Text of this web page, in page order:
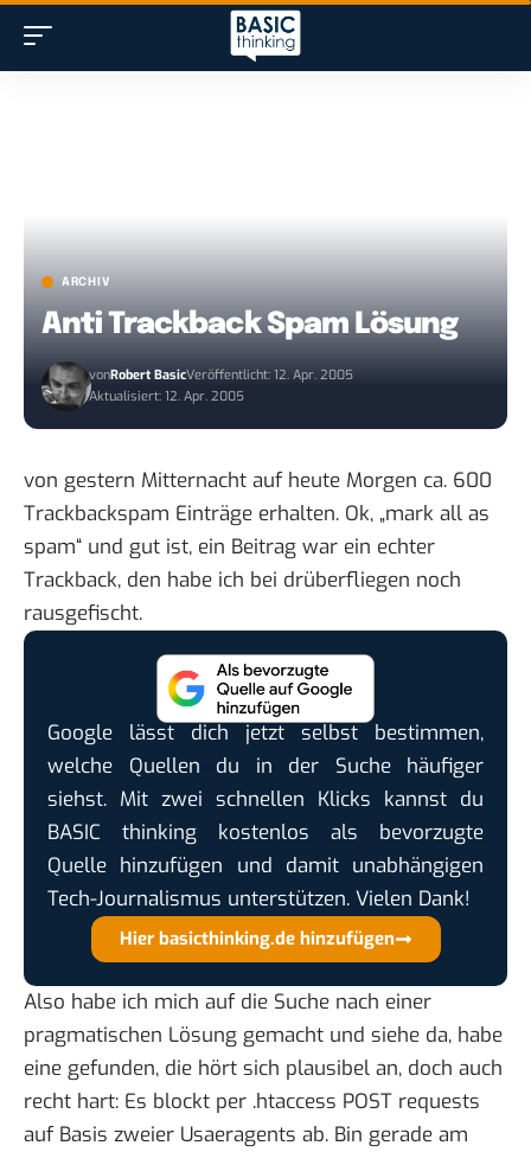
ARCHIV
Anti Trackback Spam Lösung
vonRobert BasicVeröffentlicht: 12. Apr. 2005
Aktualisiert: 12. Apr. 2005
von gestern Mitternacht auf heute Morgen ca. 600
Trackbackspam Einträge erhalten. Ok, „mark all as
spam“ und gut ist, ein Beitrag war ein echter
Trackback, den habe ich bei drüberfliegen noch
rausgefischt.
Google lässt dich jetzt selbst bestimmen,
welche Quellen du in der Suche häufiger
siehst. Mit zwei schnellen Klicks kannst du
BASIC thinking kostenlos als bevorzugte
Quelle hinzufügen und damit unabhängigen
Tech-Journalismus unterstützen. Vielen Dank!
Hier basicthinking.de hinzufügen
Also habe ich mich auf die Suche nach einer
pragmatischen Lösung gemacht und siehe da, habe
eine gefunden, die hört sich plausibel an, doch auch
recht hart: Es blockt per .htaccess POST requests
auf Basis zweier Usaeragents ab. Bin gerade am